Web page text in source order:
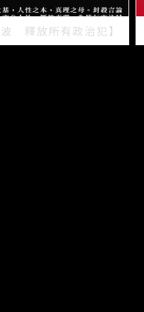
波 釋放所有政治犯】